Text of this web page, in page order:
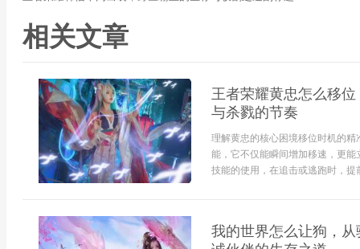
相关文章
王者荣耀黄忠怎么移
与杀戮的节奏
理解黄忠的核心困境移位时机的
能，它不仅能瞬间增加移速，更
技能的使用，在追击或逃跑时，提
我的世界怎么让狗，